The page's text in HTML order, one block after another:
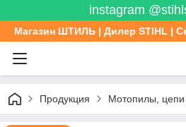
instagram
Магазин ШТИЛЬ | Дилер STIHL |
Продукция Мотопилы,